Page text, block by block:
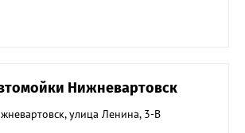
Нижневартовск
улица Ленина, 3-В